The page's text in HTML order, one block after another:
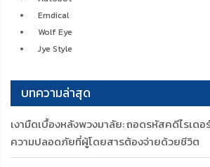
Emdical
Wolf Eye
Jye Style
บทความล่าสุด
เงามืดเบื้องหลังพวงมาลัย: ถอดรหัสคดีไรเดอ
ความปลอดภัยที่ผู้โดยสารต้องจ่ายด้วยชีวิต